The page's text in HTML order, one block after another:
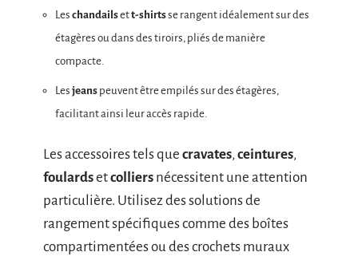
Les chandailsett-shirtsse rangent idéalement sur des
étagères ou dans des tiroirs, pliés de manière
compacte.
Les jeans peuvent être empilés sur des étagères,
facilitant ainsi leur accès rapide.
Les accessoires tels que cravates,ceintures,
foulardsetcolliers nécessitent une attention
particulière. Utilisez des solutions de
rangement spécifiques comme des boîtes
compartimentées ou des crochets muraux